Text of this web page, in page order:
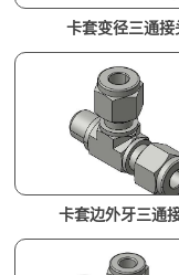
卡套变径三通接
卡套边外牙三通